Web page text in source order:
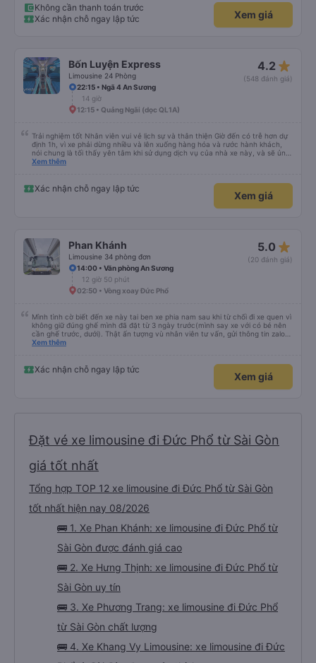
Không cần thanh toán trước
Xác nhận chỗ ngay lập tức
Xem giá
Bốn Luyện Express
Limousine 24 Phòng
4.2 star_rate
(548 đánh giá)
22:15 • Ngã 4 An Sương
14 giờ
12:15 • Quảng Ngãi (dọc QL1A)
Trải nghiệm tốt Nhân viên vui vẻ lịch sự và thân thiện Giờ đến có trễ hơn dự
định 1h, vì xe phải dừng nhiều và lên xuống hàng hóa và rước hành khách,
nói chung là tối thấy yên tâm khi sử dụng dịch vụ của nhà xe này, và sẽ ủng
hộ và giới thiệu cho người thân sử dụng dịch vụ của nhà xe này
Xem thêm
Xác nhận chỗ ngay lập tức
Xem giá
Phan Khánh
Limousine 34 phòng đơn
5.0 star_rate
(20 đánh giá)
14:00 • Văn phòng An Sương
12 giờ 50 phút
02:50 • Vòng xoay Đức Phổ
Mình tình cờ biết đến xe này tai ben xe phia nam sau khi từ chối đi xe quen vì
không giữ đúng ghế mình đã đặt từ 3 ngày trước(mình say xe với có bé nên
cần ghế trước, dưới). Thật ấn tượng vù nhân viên tư vấn, gửi thông tin zalo
rõ ràng, chuyên nghiệp. Đi đúng giờ, xe mới toanh, sạch sẽ thơm tho, buồng
các anh tài và lơ cũng cực dễ thương, tâm lý. 10 điểm không nhưng. Mình sẽ
lưu lại để giới thiệu người nhà, bạn bè đi xe này. ưng hết sức. Giờ thấy may
Xem thêm
Xác nhận chỗ ngay lập tức
Xem giá
Đặt vé xe limousine đi Đức Phổ từ Sài Gòn
giá tốt nhất
Tổng hợp TOP 12 xe limousine đi Đức Phổ từ Sài Gòn
tốt nhất hiện nay 08/2026
🚌 1. Xe Phan Khánh: xe limousine đi Đức Phổ từ
Sài Gòn được đánh giá cao
🚌 2. Xe Hưng Thịnh: xe limousine đi Đức Phổ từ
Sài Gòn uy tín
🚌 3. Xe Phương Trang: xe limousine đi Đức Phổ
từ Sài Gòn chất lượng
🚌 4. Xe Khang Vy Limousine: xe limousine đi Đức